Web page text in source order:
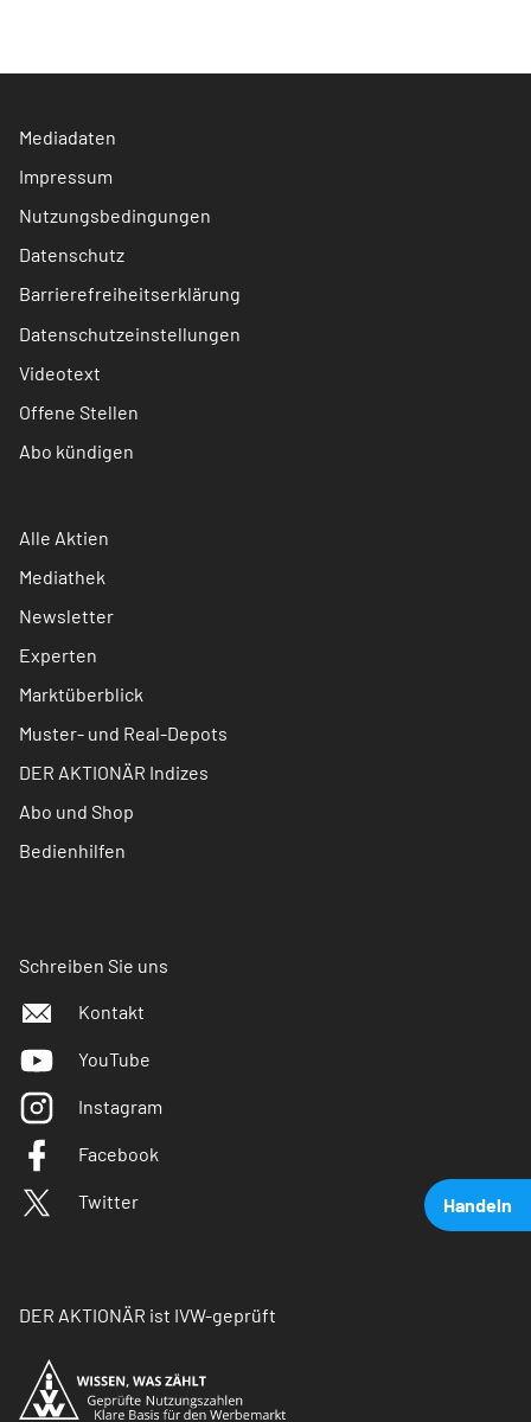
Handeln
Mediadaten
Impressum
Nutzungsbedingungen
Datenschutz
Barrierefreiheitserklärung
Datenschutzeinstellungen
Videotext
Offene Stellen
Abo kündigen
Alle Aktien
Mediathek
Newsletter
Experten
Marktüberblick
Muster- und Real-Depots
DER AKTIONÄR Indizes
Abo und Shop
Bedienhilfen
Schreiben Sie uns
Kontakt
YouTube
Instagram
Facebook
Twitter
DER AKTIONÄR ist IVW-geprüft